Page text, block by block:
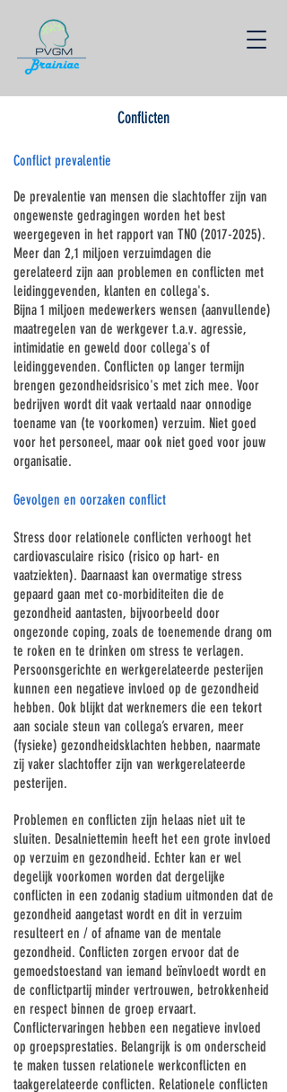
Conflicten
Conflict prevalentie
De prevalentie van mensen die slachtoffer zijn van
ongewenste gedragingen worden het best
weergegeven in het rapport van TNO (2017-2025).
Meer dan 2,1 miljoen verzuimdagen die
gerelateerd zijn aan problemen en conflicten met
leidinggevenden, klanten en collega's.
Bijna 1 miljoen medewerkers wensen (aanvullende)
maatregelen van de werkgever t.a.v. agressie,
intimidatie en geweld door collega's of
leidinggevenden. Conflicten op langer termijn
brengen gezondheidsrisico's met zich mee. Voor
bedrijven wordt dit vaak vertaald naar onnodige
toename van (te voorkomen) verzuim. Niet goed
voor het personeel, maar ook niet goed voor jouw
organisatie.
Gevolgen en oorzaken conflict
Stress door relationele conflicten verhoogt het
cardiovasculaire risico (risico op hart- en
vaatziekten). Daarnaast kan overmatige stress
gepaard gaan met co-morbiditeiten die de
gezondheid aantasten, bijvoorbeeld door
ongezonde coping, zoals de toenemende drang om
te roken en te drinken om stress te verlagen.
Persoonsgerichte en werkgerelateerde pesterijen
kunnen een negatieve invloed op de gezondheid
hebben. Ook blijkt dat werknemers die een tekort
aan sociale steun van collega’s ervaren, meer
(fysieke) gezondheidsklachten hebben, naarmate
zij vaker slachtoffer zijn van werkgerelateerde
pesterijen.
Problemen en conflicten zijn helaas niet uit te
sluiten. Desalniettemin heeft het een grote invloed
op verzuim en gezondheid. Echter kan er wel
degelijk voorkomen worden dat dergelijke
conflicten in een zodanig stadium uitmonden dat de
gezondheid aangetast wordt en dit in verzuim
resulteert en / of afname van de mentale
gezondheid. Conflicten zorgen ervoor dat de
gemoedstoestand van iemand beïnvloedt wordt en
de conflictpartij minder vertrouwen, betrokkenheid
en respect binnen de groep ervaart.
Conflictervaringen hebben een negatieve invloed
op groepsprestaties. Belangrijk is om onderscheid
te maken tussen relationele werkconflicten en
taakgerelateerde conflicten. Relationele conflicten